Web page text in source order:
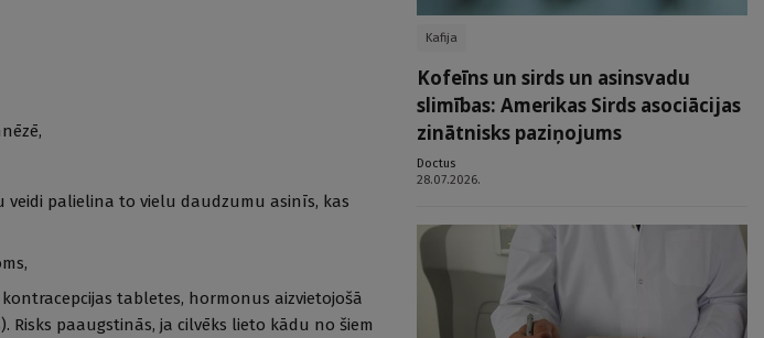
palielina to vielu daudzumu asinīs, kas
tabletes, hormonus aizvietojošā
paaugstinās, ja cilvēks lieto kādu no šiem
Kafija
Kofeīns un sirds un asinsvadu
slimības: Amerikas Sirds asociācijas
zinātnisks paziņojums
Doctus
28.07.2026.